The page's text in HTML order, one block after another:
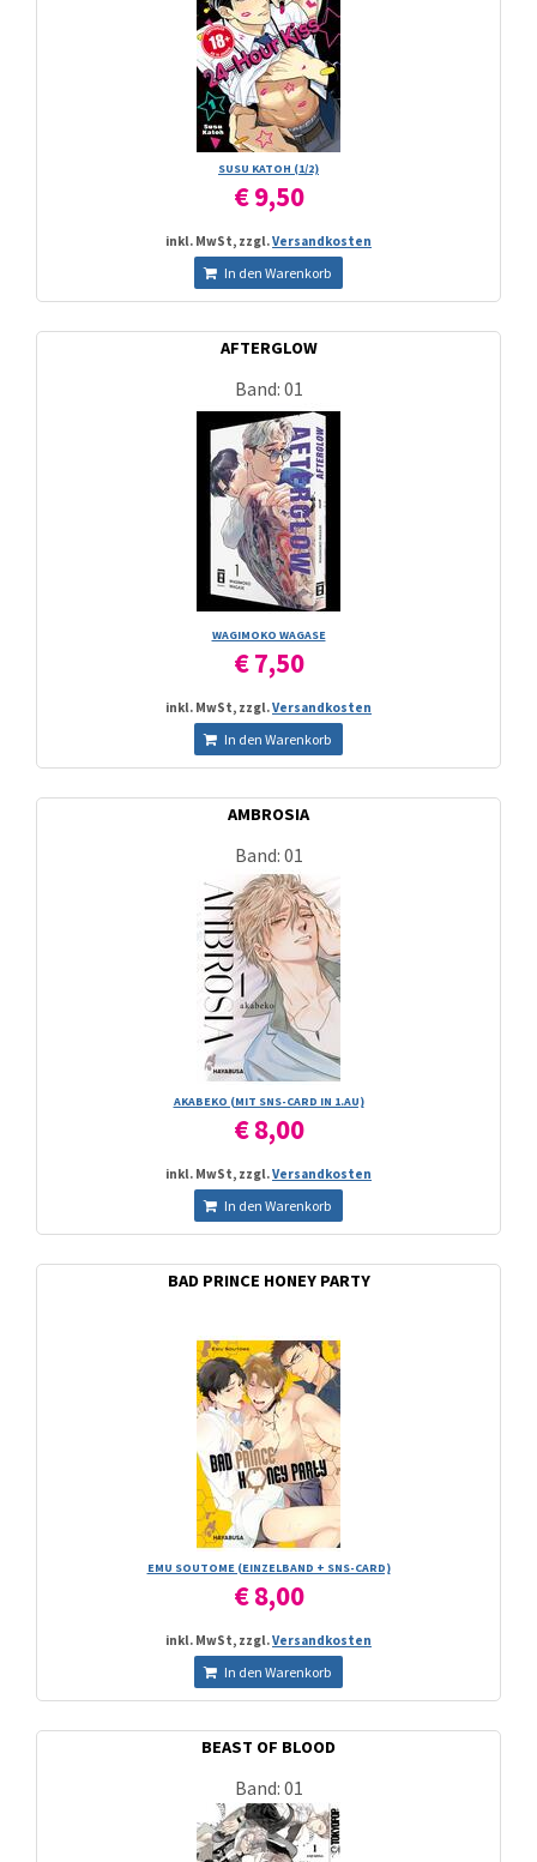
SUSU KATOH (1/­2)
€ 9,50
inkl. MwSt, zzgl.Versandkosten
In den Warenkorb
AFTERGLOW
Band: 01
WAGIMOKO WAGASE
€ 7,50
inkl. MwSt, zzgl.Versandkosten
In den Warenkorb
AMBROSIA
Band: 01
AKABEKO (MIT SNS-CARD IN 1.AU)
€ 8,00
inkl. MwSt, zzgl.Versandkosten
In den Warenkorb
BAD PRINCE HONEY PARTY
EMU SOUTOME (EINZELBAND + SNS-CARD)
€ 8,00
inkl. MwSt, zzgl.Versandkosten
In den Warenkorb
BEAST OF BLOOD
Band: 01